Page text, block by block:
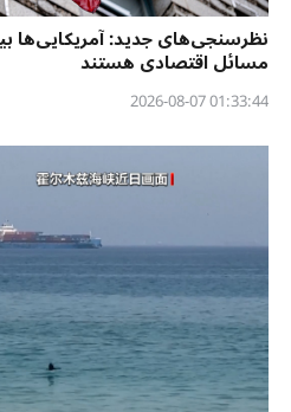
نظرسنجی‌‌های جدید: آمریکایی‌ها
مسائل اقتصادی هستند
01:33:44 2026-08-07